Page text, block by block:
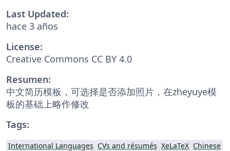
Last Updated:
hace 3 años
License:
Creative Commons CC BY 4.0
Resumen:
中文简历模板，可选择是否添加照片，在zheyuye模
板的基础上略作修改
Tags:
International Languages CVs and résumés XeLaTeX Chinese